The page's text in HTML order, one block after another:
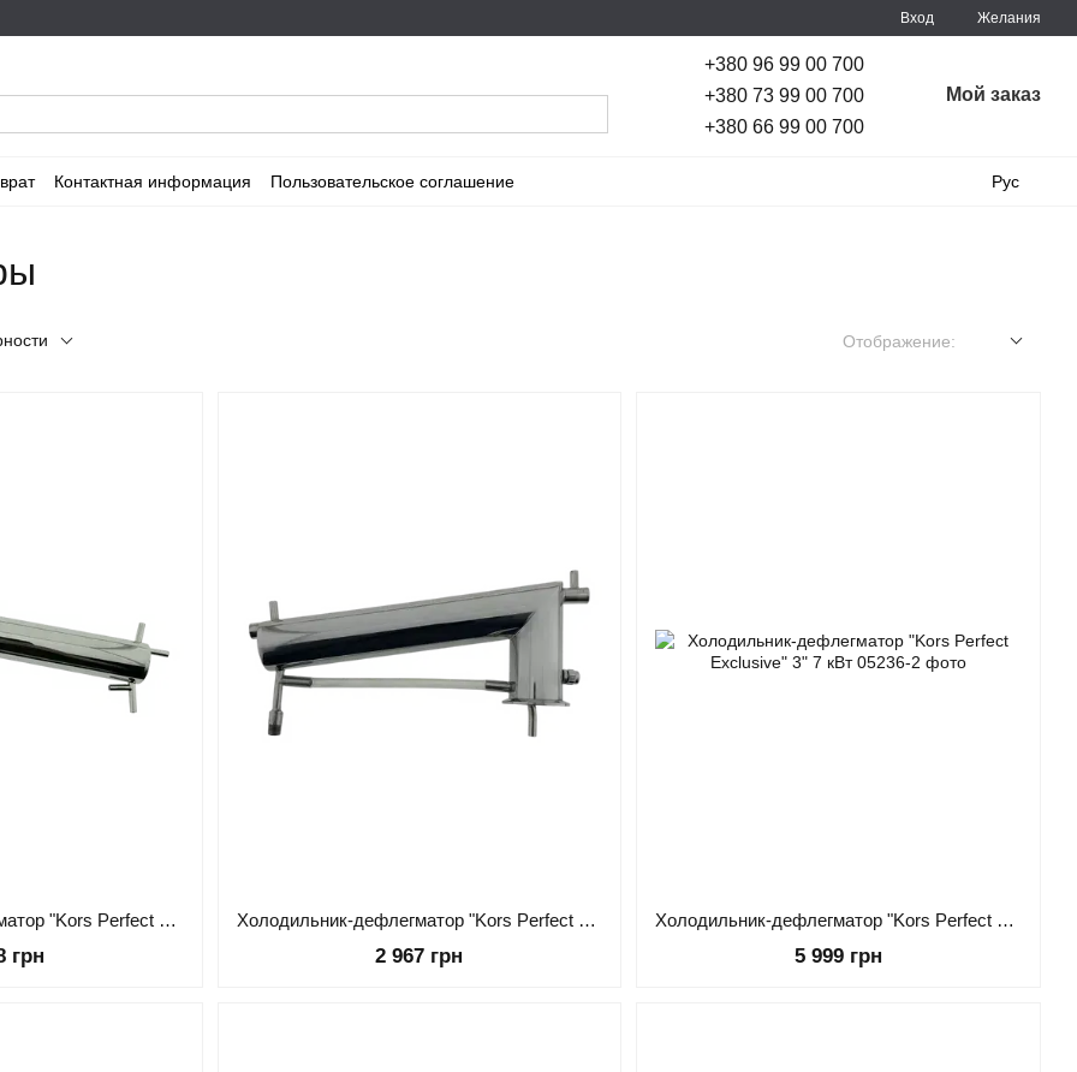
Вход Желания
+380 96 99 00 700
+380 73 99 00 700
+380 66 99 00 700
Мой заказ
Контактная информация Пользовательское соглашение Рус
Отображение:
Холодильник-дефлегматор "Kors Perfect Exclusive" 1.5" 3кВт
грн
Холодильник-дефлегматор "Kors Perfect Exclusive" 2" 4.0 кВт
2 967 грн
Холодильник-дефлегматор "Kors Perfect Exclusive" 3" 7 кВт
5 999 грн